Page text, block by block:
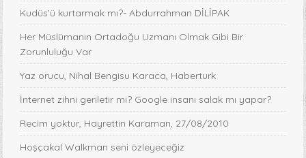
Kudüs’ü kurtarmak mı?- Abdurrahman DİLİPAK
Her Müslümanın Ortadoğu Uzmanı Olmak Gibi Bir
Zorunluluğu Var
Yaz orucu, Nihal Bengisu Karaca, Haberturk
İnternet zihni geriletir mi? Google insanı salak mı yapar?
Recim yoktur, Hayrettin Karaman, 27/08/2010
Hoşçakal Walkman seni özleyeceğiz